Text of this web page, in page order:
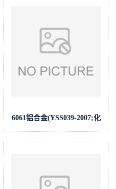
6061铝合金(YSS039-2007;化
学成